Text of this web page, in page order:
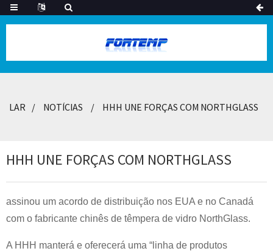
LAR NOTÍCIAS HHH UNE FORÇAS COM NORTHGLASS
HHH UNE FORÇAS COM NORTHGLASS
assinou um acordo de distribuição nos EUA e no Canadá
com o fabricante chinês de têmpera de vidro NorthGlass.
A HHH manterá e oferecerá uma “linha de produtos